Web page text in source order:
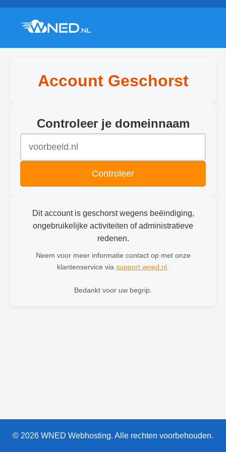
Account Geschorst
Controleer je domeinnaam
Controleer
Dit account is geschorst wegens beëindiging,
ongebruikelijke activiteiten of administratieve
redenen.
Neem voor meer informatie contact op met onze
klantenservice via support.wned.nl
Bedankt voor uw begrip.
© 2026 WNED Webhosting. Alle rechten voorbehouden.